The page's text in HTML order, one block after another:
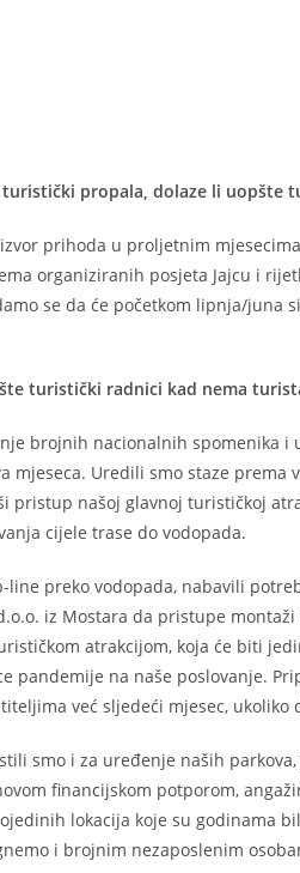
propala, dolaze li uopšte
prihoda u proljetnim
organiziranih posjeta Jajcu i
se da će početkom lipnja/juna
turistički radnici kad nema
brojnih nacionalnih spomenika
mjeseca. Uredili smo staze prema
pristup našoj glavnoj turističkoj
cijele trase do vodopada.
preko vodopada, nabavili
iz Mostara da pristupe
atrakcijom, koja će biti
pandemije na naše poslovanje.
već sljedeći mjesec, ukoliko
smo i za uređenje naših
financijskom potporom,
lokacija koje su godinama
i brojnim nezaposlenim